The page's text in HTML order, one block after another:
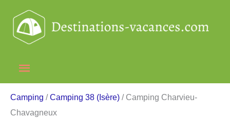
contenu
Menu
principal
Camping /Camping 38 (Isère) / Camping Charvieu-
Chavagneux